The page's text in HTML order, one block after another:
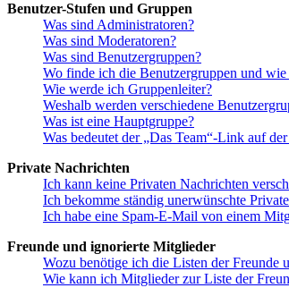
Benutzer-Stufen und Gruppen
Was sind Administratoren?
Was sind Moderatoren?
Was sind Benutzergruppen?
Wo finde ich die Benutzergruppen und
Wie werde ich Gruppenleiter?
Weshalb werden verschiedene
Was ist eine Hauptgruppe?
Was bedeutet der „Das Team“-Link auf der
Private Nachrichten
Ich kann keine Privaten Nachrichten
Ich bekomme ständig unerwünschte
Ich habe eine Spam-E-Mail von einem
Freunde und ignorierte Mitglieder
Wozu benötige ich die Listen der Freunde
Wie kann ich Mitglieder zur Liste der